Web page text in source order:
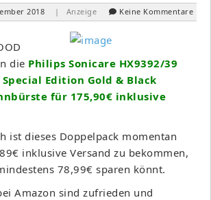
2018 | Anzeige Keine Kommentare
die Philips Sonicare HX9392/39
Edition Gold & Black
für 175,90€ inklusive
ist dieses Doppelpack momentan
inklusive Versand zu bekommen,
78,99€ sparen könnt.
Amazon sind zufrieden und